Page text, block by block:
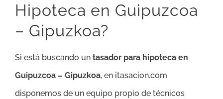
Hipoteca en Guipuzcoa
– Gipuzkoa?
Si está buscando un tasador para hipoteca en
Guipuzcoa – Gipuzkoa, en itasacion.com
disponemos de un equipo propio de técnicos